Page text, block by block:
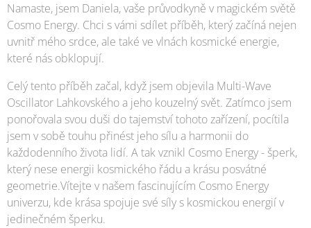
Namaste, jsem Daniela, vaše průvodkyně v magickém světě
Cosmo Energy. Chci s vámi sdílet příběh, který začíná nejen
uvnitř mého srdce, ale také ve vlnách kosmické energie,
které nás obklopují.
Celý tento příběh začal, když jsem objevila Multi-Wave
Oscillator Lahkovského a jeho kouzelný svět. Zatímco jsem
ponořovala svou duši do tajemství tohoto zařízení, pocítila
jsem v sobě touhu přinést jeho sílu a harmonii do
každodenního života lidí. A tak vznikl Cosmo Energy - šperk,
který nese energii kosmického řádu a krásu posvátné
geometrie.Vítejte v našem fascinujícím Cosmo Energy
univerzu, kde krása spojuje své síly s kosmickou energií v
jedinečném šperku.